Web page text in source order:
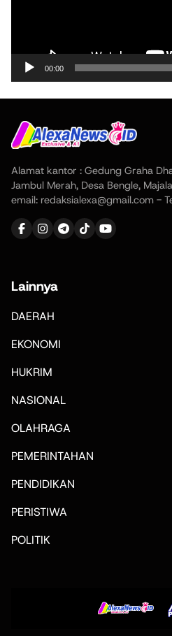
00:00
Alamat kantor : Gedung Graha
Jambul Merah, Desa Bengle,
email: redaksialexa@gmail.com -
Lainnya
DAERAH
EKONOMI
HUKRIM
NASIONAL
OLAHRAGA
PEMERINTAHAN
PENDIDIKAN
PERISTIWA
POLITIK